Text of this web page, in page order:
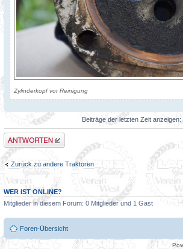
Zylinderkopf vor Reinigung
Beiträge der letzten Zeit anzeigen:
Antwort erstellen
Zurück zu andere Traktoren
WER IST ONLINE?
Mitglieder in diesem Forum: 0 Mitglieder und 1 Gast
Foren-Übersicht